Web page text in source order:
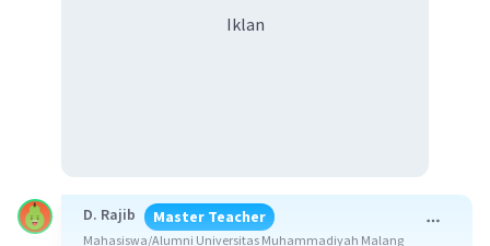
Iklan
D. Rajib Master Teacher
Mahasiswa/Alumni Universitas Muhammadiyah Malang